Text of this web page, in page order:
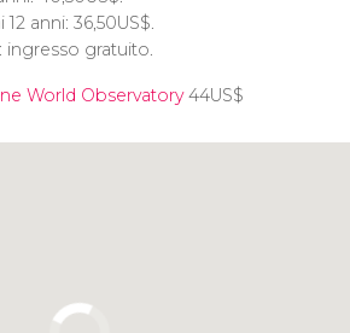
anni: 36,50US$.
ingresso gratuito.
World Observatory44US$